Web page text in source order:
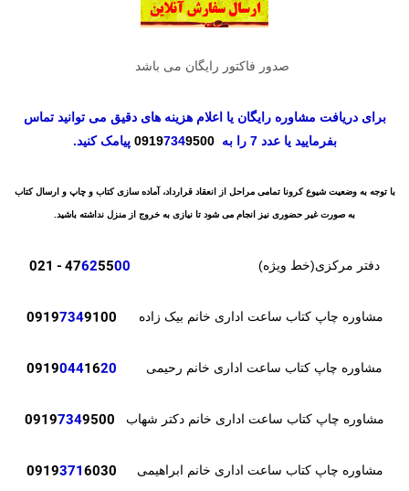
صدور فاکتور رایگان می باشد
برای دریافت مشاوره رایگان یا اعلام هزینه های دقیق می توانید تماس
بفرمایید یا عدد 7 را به
09197349500 پیامک کنید.
با توجه به وضعیت شیوع کرونا تمامی مراحل از انعقاد قرارداد، آماده سازی کتاب و چاپ و ارسال کتاب
به صورت غیر حضوری نیز انجام می شود تا نیازی به خروج از منزل نداشته باشید.
دفتر مرکزی(خط ویژه) 47625500
- 021
مشاوره چاپ کتاب ساعت اداری خانم بیک زاده 09197349100
مشاوره چاپ کتاب ساعت اداری خانم رحیمی 09190441620
مشاوره چاپ کتاب ساعت اداری خانم دکتر شهاب 09197349500
مشاوره چاپ کتاب ساعت اداری خانم ابراهیمی 3716030